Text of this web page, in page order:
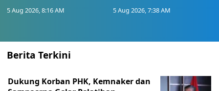
5 Aug 2026, 8:16 AM 5 Aug 2026, 7:38 AM
Berita Terkini
Dukung Korban PHK, Kemnaker dan